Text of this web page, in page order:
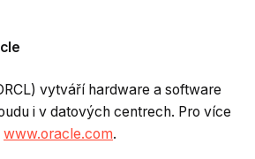
vytváří hardware a software
i v datových centrech. Pro více
www.oracle.com.